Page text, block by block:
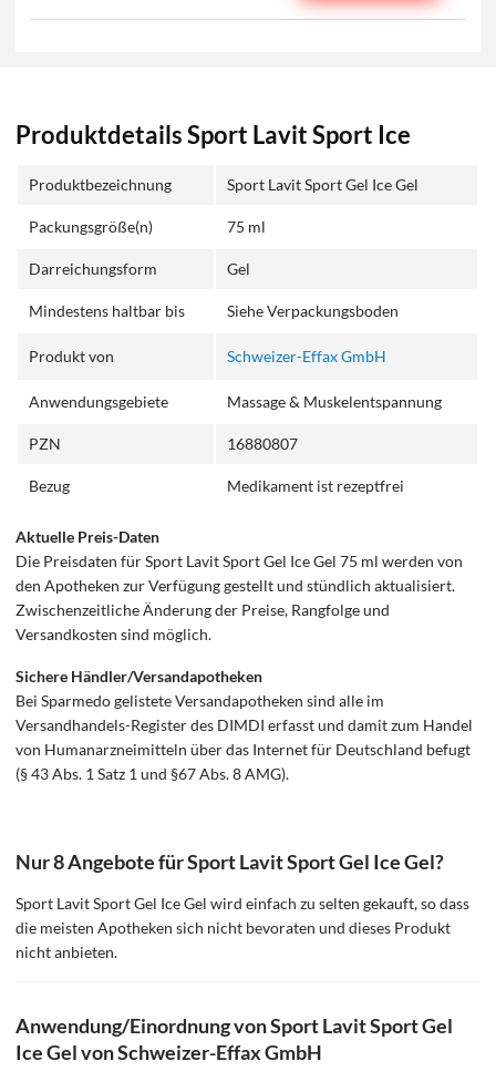
Produktdetails Sport Lavit Sport Ice
Produktbezeichnung Sport Lavit Sport Gel Ice Gel
Packungsgröße(n) 75 ml
Darreichungsform Gel
Mindestens haltbar bis Siehe Verpackungsboden
Produkt von Schweizer-Effax GmbH
Anwendungsgebiete Massage & Muskelentspannung
PZN 16880807
Bezug Medikament ist rezeptfrei
Aktuelle Preis-Daten
Die Preisdaten für Sport Lavit Sport Gel Ice Gel 75 ml werden von
den Apotheken zur Verfügung gestellt und stündlich aktualisiert.
Zwischenzeitliche Änderung der Preise, Rangfolge und
Versandkosten sind möglich.
Sichere Händler/Versandapotheken
Bei Sparmedo gelistete Versandapotheken sind alle im
Versandhandels-Register des DIMDI erfasst und damit zum Handel
von Humanarzneimitteln über das Internet für Deutschland befugt
(§ 43 Abs. 1 Satz 1 und §67 Abs. 8 AMG).
Nur 8 Angebote für Sport Lavit Sport Gel Ice Gel?
Sport Lavit Sport Gel Ice Gel wird einfach zu selten gekauft, so dass
die meisten Apotheken sich nicht bevoraten und dieses Produkt
nicht anbieten.
Anwendung/Einordnung von Sport Lavit Sport Gel
Ice Gel von Schweizer-Effax GmbH